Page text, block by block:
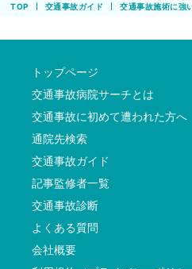
TOP 交通事故ガイド 交通事故施術に強
トップページ
交通事故病院サーチとは
交通事故に初めて遭われた方へ
通院先検索
交通事故ガイド
記事監修者一覧
交通事故診断
よくある質問
会社概要